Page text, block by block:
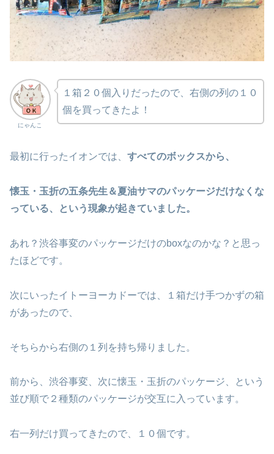
にゃんこ
１箱２０個入りだったので、右側の列の１０
個を買ってきたよ！
最初に行ったイオンでは、 すべてのボックスから、
懐玉・玉折の五条先生＆夏油サマのパッケージだけなくな
っている、という現象が起きていました。
あれ？渋谷事変のパッケージだけのboxなのかな？と思っ
たほどです。
次にいったイトーヨーカドーでは、１箱だけ手つかずの箱
があったので、
そちらから右側の１列を持ち帰りました。
前から、渋谷事変、次に懐玉・玉折のパッケージ、という
並び順で２種類のパッケージが交互に入っています。
右一列だけ買ってきたので、１０個です。